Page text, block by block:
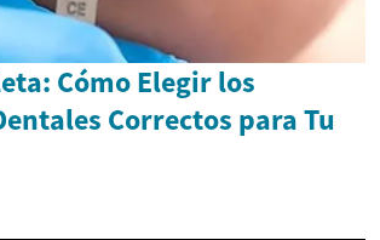
Cómo Elegir los
Correctos para Tu